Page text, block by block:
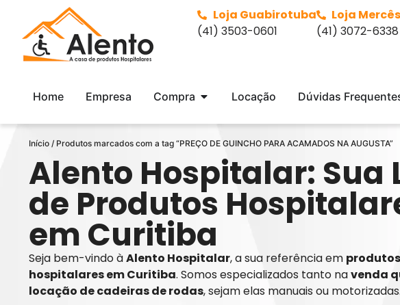
Loja Guabirotuba
(41) 3503-0601
Loja Mercês
(41) 3072-6338
Home Empresa Compra Locação Dúvidas
Início / Produtos marcados com a tag “PREÇO DE GUINCHO PARA ACAMADOS NA AUGUSTA”
Alento Hospitalar: Sua
de Produtos
em Curitiba
Seja bem-vindo àAlento Hospitalar, a sua referência em produtos
hospitalares em Curitiba. Somos especializados tanto navenda
locação de cadeiras de rodas, sejam elas manuais ou motorizadas.